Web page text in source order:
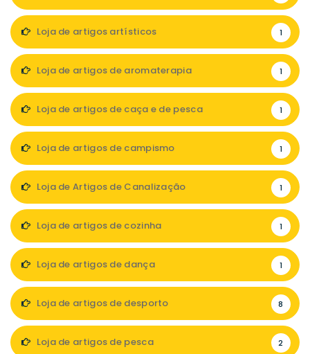
Loja de artigos artísticos 1
Loja de artigos de aromaterapia 1
Loja de artigos de caça e de pesca 1
Loja de artigos de campismo 1
Loja de Artigos de Canalização 1
Loja de artigos de cozinha 1
Loja de artigos de dança 1
Loja de artigos de desporto 8
Loja de artigos de pesca 2